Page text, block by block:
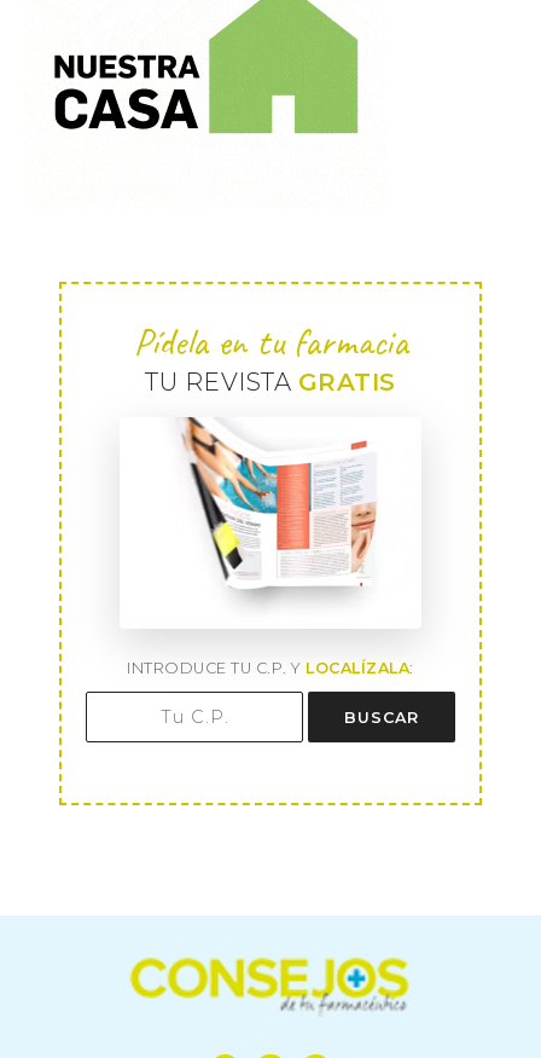
Pídela en tu farmacia
TU REVISTA GRATIS
INTRODUCE TU C.P. Y LOCALÍZALA:
BUSCAR